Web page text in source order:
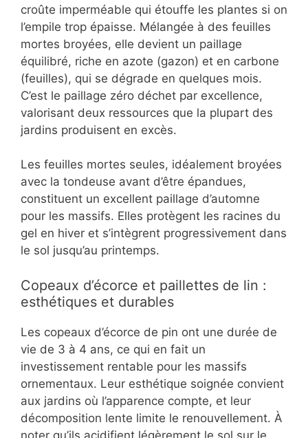
croûte imperméable qui étouffe les plantes si on
l’empile trop épaisse. Mélangée à des feuilles
mortes broyées, elle devient un paillage
équilibré, riche en azote (gazon) et en carbone
(feuilles), qui se dégrade en quelques mois.
C’est le paillage zéro déchet par excellence,
valorisant deux ressources que la plupart des
jardins produisent en excès.
Les feuilles mortes seules, idéalement broyées
avec la tondeuse avant d’être épandues,
constituent un excellent paillage d’automne
pour les massifs. Elles protègent les racines du
gel en hiver et s’intègrent progressivement dans
le sol jusqu’au printemps.
Copeaux d’écorce et paillettes de lin :
esthétiques et durables
Les copeaux d’écorce de pin ont une durée de
vie de 3 à 4 ans, ce qui en fait un
investissement rentable pour les massifs
ornementaux. Leur esthétique soignée convient
aux jardins où l’apparence compte, et leur
décomposition lente limite le renouvellement. À
noter qu’ils acidifient légèrement le sol sur le